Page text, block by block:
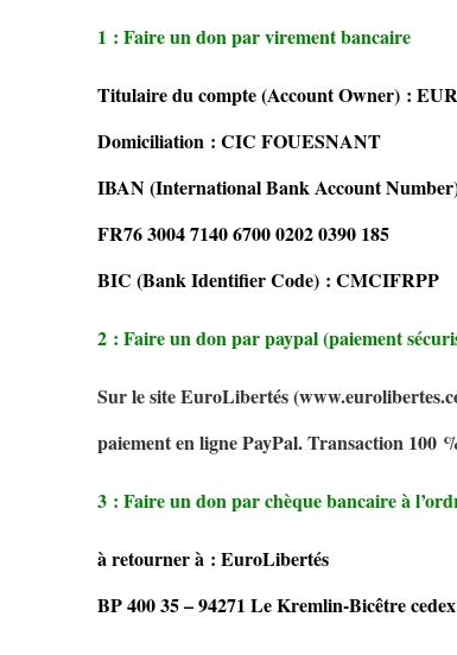
1 : Faire un don par virement bancaire
Titulaire du compte (Account Owner) :
Domiciliation : CIC FOUESNANT
IBAN (International Bank Account
FR76 3004 7140 6700 0202 0390 185
BIC (Bank Identifier Code) : CMCIFRPP
2 : Faire un don par paypal (paiement
Sur le site EuroLibertés
paiement en ligne PayPal. Transaction 100
3 : Faire un don par chèque bancaire à
à retourner à : EuroLibertés
BP 400 35 – 94271 Le Kremlin-Bicêtre